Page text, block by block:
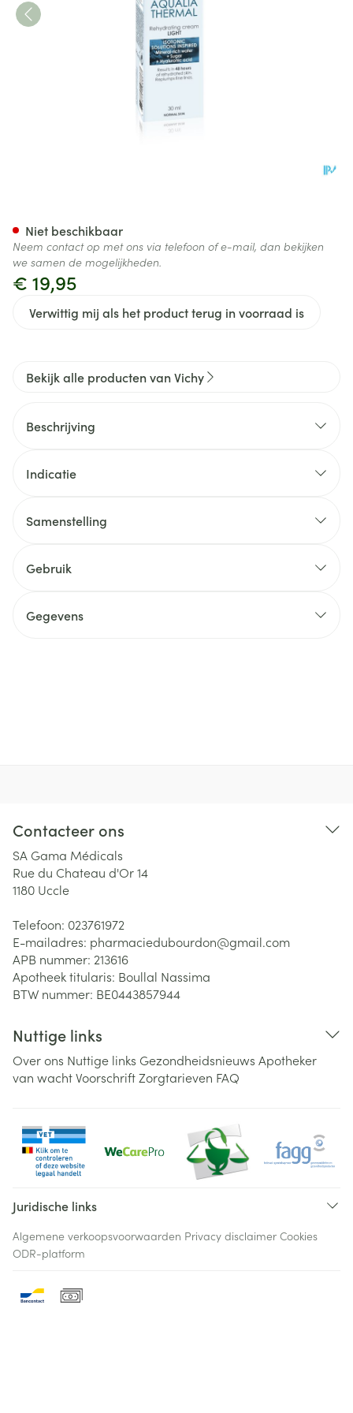
€ 19,95
Verwittig mij als het product terug in voorraad is
Niet beschikbaar
Neem contact op met ons via telefoon of e-mail, dan bekijken
we samen de mogelijkheden.
Bekijk alle producten van Vichy
Beschrijving
Indicatie
Samenstelling
Gebruik
Gegevens
Contacteer ons
SA Gama Médicals
Rue du Chateau d'Or 14
1180 Uccle
Telefoon: 023761972
E-mailadres: pharmaciedubourdon@gmail.com
APB nummer: 213616
Apotheek titularis: Boullal Nassima
BTW nummer: BE0443857944
Nuttige links
Over ons Nuttige links Gezondheidsnieuws Apotheker
van wachtVoorschriftZorgtarieven FAQ
Juridische links
Algemene verkoopsvoorwaarden Privacy disclaimer Cookies
ODR-platform